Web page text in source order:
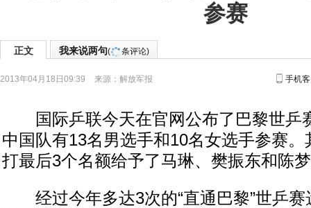
参赛
正文 我来说两句( 条评论)
2013年04月18日09:39 来源： 解放军报 手机
国际乒联今天在官网公布了巴黎世乒
中国队有13名男选手和10名女选手参赛
打最后3个名额给予了马琳、樊振东和陈
经过今年多达3次的“直通巴黎”世乒赛